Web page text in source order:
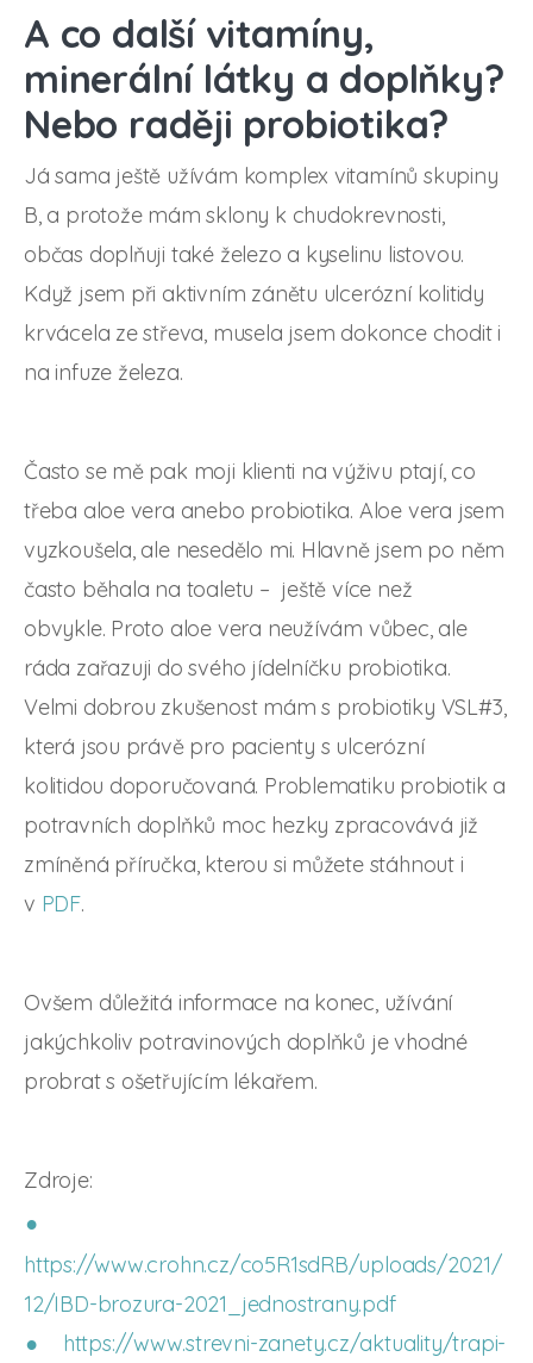
A co další vitamíny,
minerální látky a doplňky?
Nebo raději probiotika?
Já sama ještě užívám komplex vitamínů skupiny
B, a protože mám sklony k chudokrevnosti,
občas doplňuji také železo a kyselinu listovou.
Když jsem při aktivním zánětu ulcerózní kolitidy
krvácela ze střeva, musela jsem dokonce chodit i
na infuze železa.
Často se mě pak moji klienti na výživu ptají, co
třeba aloe vera anebo probiotika. Aloe vera jsem
vyzkoušela, ale nesedělo mi. Hlavně jsem po něm
často běhala na toaletu – ještě více než
obvykle. Proto aloe vera neužívám vůbec, ale
ráda zařazuji do svého jídelníčku probiotika.
Velmi dobrou zkušenost mám s probiotiky VSL#3,
která jsou právě pro pacienty s ulcerózní
kolitidou doporučovaná. Problematiku probiotik a
potravních doplňků moc hezky zpracovává již
zmíněná příručka, kterou si můžete stáhnout i
v PDF.
Ovšem důležitá informace na konec, užívání
jakýchkoliv potravinových doplňků je vhodné
probrat s ošetřujícím lékařem.
Zdroje:
https://www.crohn.cz/co5R1sdRB/uploads/2021/
12/IBD-brozura-2021_jednostrany.pdf
https://www.strevni-zanety.cz/aktuality/trapi-